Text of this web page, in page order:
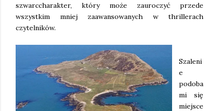
szwarccharakter, który może zauroczyć przede
wszystkim mniej zaawansowanych w thrillerach
czytelników.
Szaleni
e
podoba
mi się
miejsce